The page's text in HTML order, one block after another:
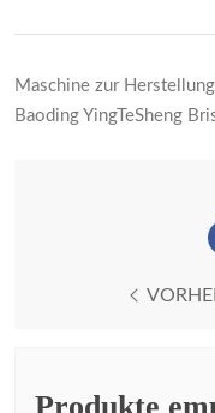
Maschine zur
Baoding YingTeSheng